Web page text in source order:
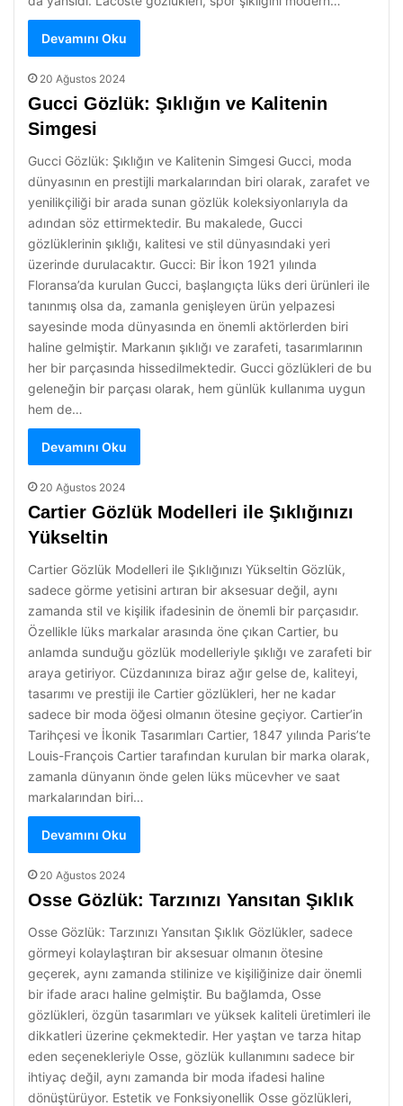
Devamını Oku
20 Ağustos 2024
Gucci Gözlük: Şıklığın ve Kalitenin
Simgesi
Gucci Gözlük: Şıklığın ve Kalitenin Simgesi Gucci, moda
dünyasının en prestijli markalarından biri olarak, zarafet ve
yenilikçiliği bir arada sunan gözlük koleksiyonlarıyla da
adından söz ettirmektedir. Bu makalede, Gucci
gözlüklerinin şıklığı, kalitesi ve stil dünyasındaki yeri
üzerinde durulacaktır. Gucci: Bir İkon 1921 yılında
Floransa’da kurulan Gucci, başlangıçta lüks deri ürünleri ile
tanınmış olsa da, zamanla genişleyen ürün yelpazesi
sayesinde moda dünyasında en önemli aktörlerden biri
haline gelmiştir. Markanın şıklığı ve zarafeti, tasarımlarının
her bir parçasında hissedilmektedir. Gucci gözlükleri de bu
geleneğin bir parçası olarak, hem günlük kullanıma uygun
hem de…
Devamını Oku
20 Ağustos 2024
Cartier Gözlük Modelleri ile Şıklığınızı
Yükseltin
Cartier Gözlük Modelleri ile Şıklığınızı Yükseltin Gözlük,
sadece görme yetisini artıran bir aksesuar değil, aynı
zamanda stil ve kişilik ifadesinin de önemli bir parçasıdır.
Özellikle lüks markalar arasında öne çıkan Cartier, bu
anlamda sunduğu gözlük modelleriyle şıklığı ve zarafeti bir
araya getiriyor. Cüzdanınıza biraz ağır gelse de, kaliteyi,
tasarımı ve prestiji ile Cartier gözlükleri, her ne kadar
sadece bir moda öğesi olmanın ötesine geçiyor. Cartier’in
Tarihçesi ve İkonik Tasarımları Cartier, 1847 yılında Paris’te
Louis-François Cartier tarafından kurulan bir marka olarak,
zamanla dünyanın önde gelen lüks mücevher ve saat
markalarından biri…
Devamını Oku
20 Ağustos 2024
Osse Gözlük: Tarzınızı Yansıtan Şıklık
Osse Gözlük: Tarzınızı Yansıtan Şıklık Gözlükler, sadece
görmeyi kolaylaştıran bir aksesuar olmanın ötesine
geçerek, aynı zamanda stilinize ve kişiliğinize dair önemli
bir ifade aracı haline gelmiştir. Bu bağlamda, Osse
gözlükleri, özgün tasarımları ve yüksek kaliteli üretimleri ile
dikkatleri üzerine çekmektedir. Her yaştan ve tarza hitap
eden seçenekleriyle Osse, gözlük kullanımını sadece bir
ihtiyaç değil, aynı zamanda bir moda ifadesi haline
dönüştürüyor. Estetik ve Fonksiyonellik Osse gözlükleri,